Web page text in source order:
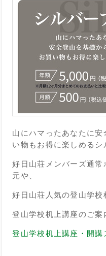
山にハマったあなたに
い物もお得に楽しめるシ
好日山荘メンバーズ通
元や、
好日山荘人気の登山学校
登山学校机上講座のご
登山学校机上講座・開講